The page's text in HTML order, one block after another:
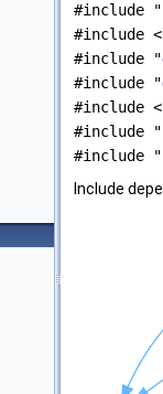
#include "
#include
#include "
#include "
#include
#include "
#include "
Include